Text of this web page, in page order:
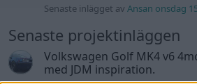
Senaste inlägget avAnsan onsdag
Senaste projektinläggen
Volkswagen Golf MK4 v6
med JDM inspiration.